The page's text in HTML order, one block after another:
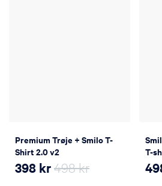
Premium Trøje + Smilo T-
Shirt 2.0 v2
398 kr498 kr
T-